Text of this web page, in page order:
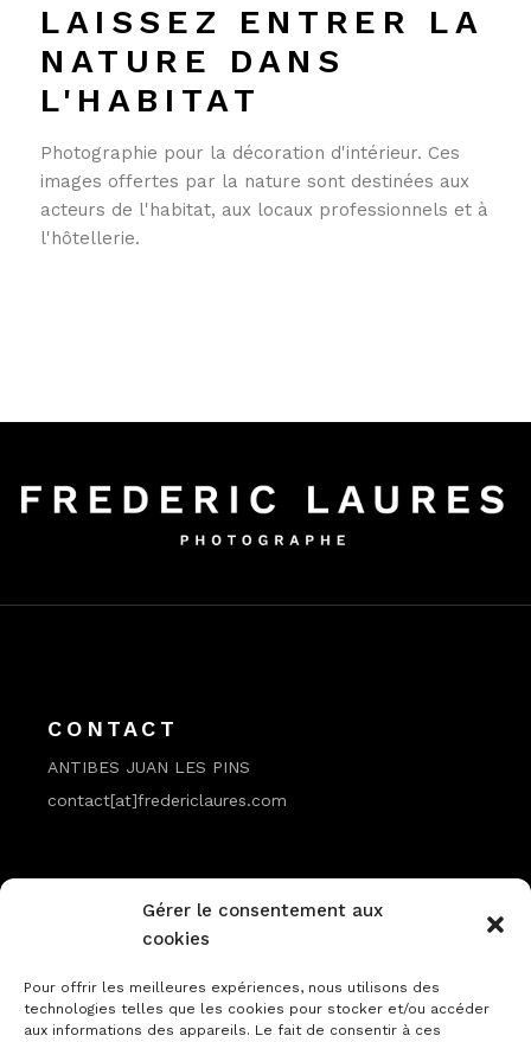
Gérer le consentement aux
cookies
Pour offrir les meilleures expériences, nous utilisons des
technologies telles que les cookies pour stocker et/ou accéder
aux informations des appareils. Le fait de consentir à ces
LAISSEZ ENTRER LA
NATURE DANS
L'HABITAT
Photographie pour la décoration d'intérieur. Ces
images offertes par la nature sont destinées aux
acteurs de l'habitat, aux locaux professionnels et à
l'hôtellerie.
CONTACT
ANTIBES JUAN LES PINS
contact[at]fredericlaures.com